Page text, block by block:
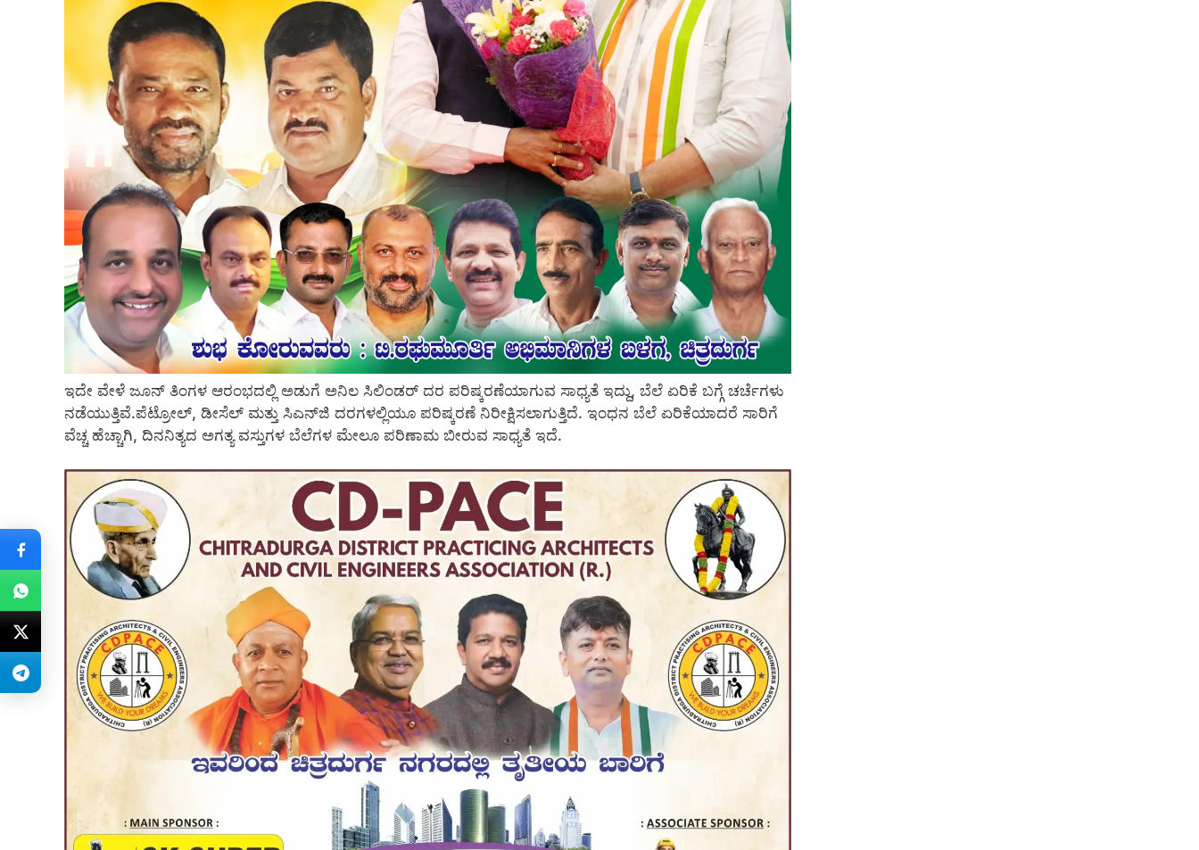
ಇದೇ ವೇಳೆ ಜೂನ್ ತಿಂಗಳ ಆರಂಭದಲ್ಲಿ ಅಡುಗೆ ಅನಿಲ ಸಿಲಿಂಡರ್ ದರ ಪರಿಷ್ಕರಣೆಯಾಗುವ ಸಾಧ್ಯತೆ ಇದ್ದು, ಬೆಲೆ ಏರಿಕೆ ಬಗ್ಗೆ ಚರ್ಚೆಗಳು
ನಡೆಯುತ್ತಿವೆ.ಪೆಟ್ರೋಲ್, ಡೀಸೆಲ್ ಮತ್ತು ಸಿಎನ್‌ಜಿ ದರಗಳಲ್ಲಿಯೂ ಪರಿಷ್ಕರಣೆ ನಿರೀಕ್ಷಿಸಲಾಗುತ್ತಿದೆ. ಇಂಧನ ಬೆಲೆ ಏರಿಕೆಯಾದರೆ ಸಾರಿಗೆ
ವೆಚ್ಚ ಹೆಚ್ಚಾಗಿ, ದಿನನಿತ್ಯದ ಅಗತ್ಯ ವಸ್ತುಗಳ ಬೆಲೆಗಳ ಮೇಲೂ ಪರಿಣಾಮ ಬೀರುವ ಸಾಧ್ಯತೆ ಇದೆ.